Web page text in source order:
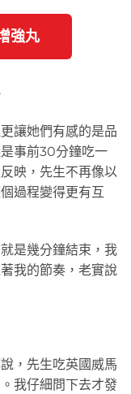
強丸
讓她們有感的是品
事前30分鐘吃一
映，先生不再像以
過程變得更有互
是幾分鐘結束，我
我的節奏，老實說
，先生吃英國威馬
我仔細問下去才發